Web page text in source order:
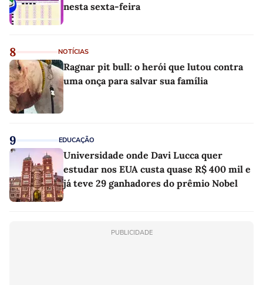
nesta sexta-feira
8 NOTÍCIAS
Ragnar pit bull: o herói que lutou contra
uma onça para salvar sua família
9 EDUCAÇÃO
Universidade onde Davi Lucca quer
estudar nos EUA custa quase R$ 400 mil e
já teve 29 ganhadores do prêmio Nobel
PUBLICIDADE